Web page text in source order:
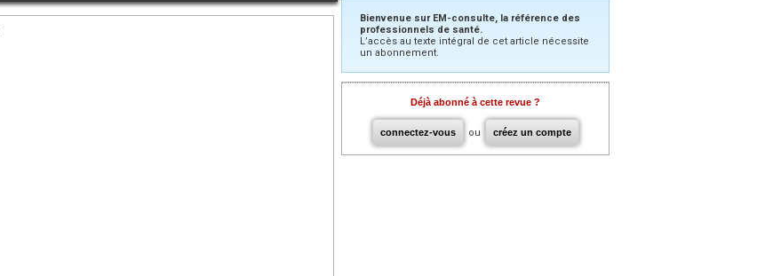
Bienvenue sur EM-consulte, la référence des
professionnels de santé.
L’accès au texte intégral de cet article nécessite
un abonnement.
Déjà abonné à cette revue ?
connectez-vous ou créez un compte